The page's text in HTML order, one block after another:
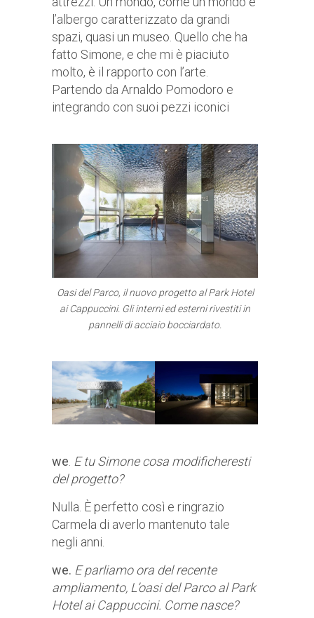
l’albergo caratterizzato da grandi
spazi, quasi un museo. Quello che ha
fatto Simone, e che mi è piaciuto
molto, è il rapporto con l’arte.
Partendo da Arnaldo Pomodoro e
integrando con suoi pezzi iconici
Oasi del Parco, il nuovo progetto al Park Hotel
ai Cappuccini. Gli interni ed esterni rivestiti in
pannelli di acciaio bocciardato.
we. E tu Simone cosa modificheresti
del progetto?
Nulla. È perfetto così e ringrazio
Carmela di averlo mantenuto tale
negli anni.
we. E parliamo ora del recente
ampliamento, L’oasi del Parco al Park
Hotel ai Cappuccini. Come nasce?